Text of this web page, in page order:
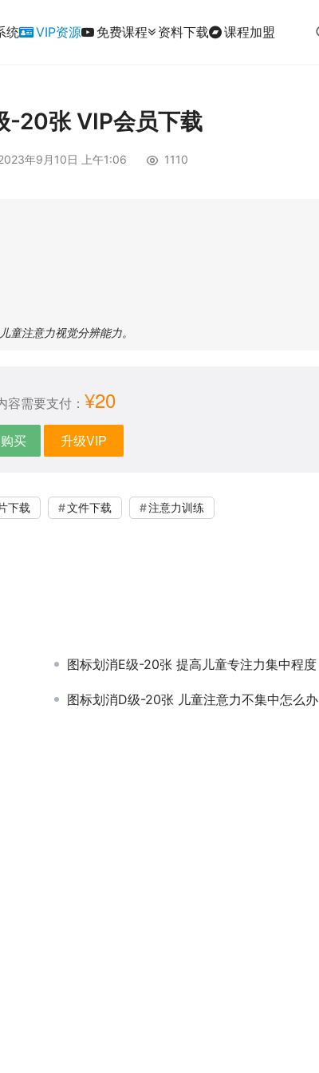
统 VIP资源 免费课程 资料下载 课程加盟
-20张 VIP会员下载
年9月10日 上午1:06 1110
童注意力视觉分辨能力。
容需要支付： ¥20
买 升级VIP
下载 文件下载 注意力训练
图标划消E级-20张 提高儿童专注力集中程度
图标划消D级-20张 儿童注意力不集中怎么办